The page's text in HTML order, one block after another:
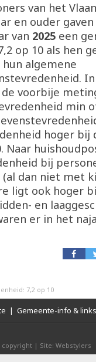
van het
en ouder
van 2025 een
op 10 als hen
hun algemene
voorbije
min
hoger bij
Naar
bij
dan niet met
ligt ook hoger
en
er in het
7,2 op 10
| Gemeente-info & links
copyright | Site: Webstylers